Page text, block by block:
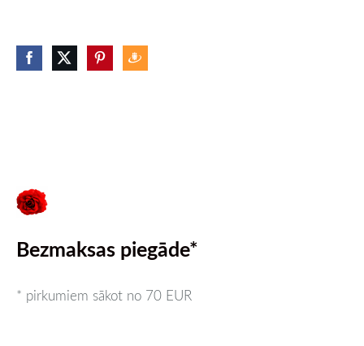
Bezmaksas piegāde*
* pirkumiem sākot no 70 EUR